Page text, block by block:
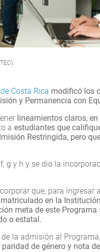
Costa Rica modificó los
y Permanencia con
lineamientos claros,
a estudiantes que
Restringida, pero
g y h y se dio la
que, para ingresar
en la
meta de este
o estatal.
la admisión al
de género y nota